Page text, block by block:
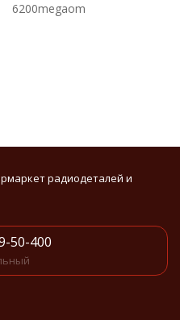
6200megaom
радиодеталей и
50-400